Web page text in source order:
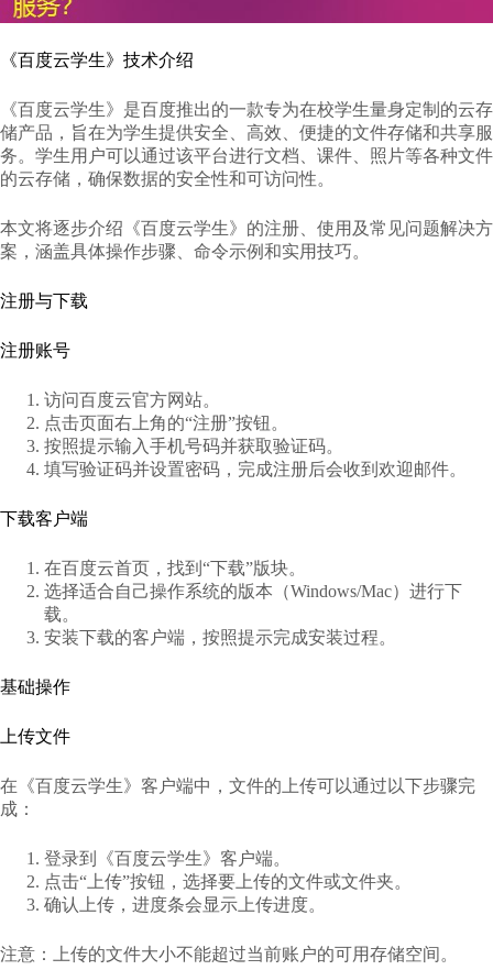
《百度云学生》技术介绍
《百度云学生》是百度推出的一款专为在校学生量身定制的云存
储产品，旨在为学生提供安全、高效、便捷的文件存储和共享服
务。学生用户可以通过该平台进行文档、课件、照片等各种文件
的云存储，确保数据的安全性和可访问性。
本文将逐步介绍《百度云学生》的注册、使用及常见问题解决方
案，涵盖具体操作步骤、命令示例和实用技巧。
注册与下载
注册账号
访问百度云官方网站。
点击页面右上角的“注册”按钮。
按照提示输入手机号码并获取验证码。
填写验证码并设置密码，完成注册后会收到欢迎邮件。
下载客户端
在百度云首页，找到“下载”版块。
选择适合自己操作系统的版本（Windows/Mac）进行下
载。
安装下载的客户端，按照提示完成安装过程。
基础操作
上传文件
在《百度云学生》客户端中，文件的上传可以通过以下步骤完
成：
登录到《百度云学生》客户端。
点击“上传”按钮，选择要上传的文件或文件夹。
确认上传，进度条会显示上传进度。
注意：上传的文件大小不能超过当前账户的可用存储空间。